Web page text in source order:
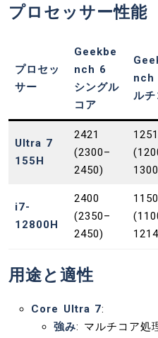
プロセッサー性能
プロセッ
サー
Geekbe
nch 6
シングル
コア
nch
ルチ
Ultra 7
155H
2421
(2300–
2450)
i7-
12800H
2400
(2350–
2450)
用途と適性
Core Ultra 7:
強み: マルチコア処